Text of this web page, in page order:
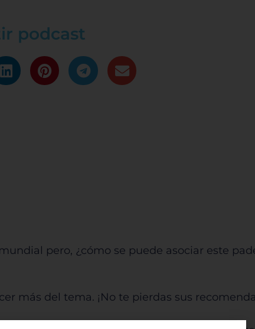
podcast
pero, ¿cómo se puede asociar este
más del tema. ¡No te pierdas sus